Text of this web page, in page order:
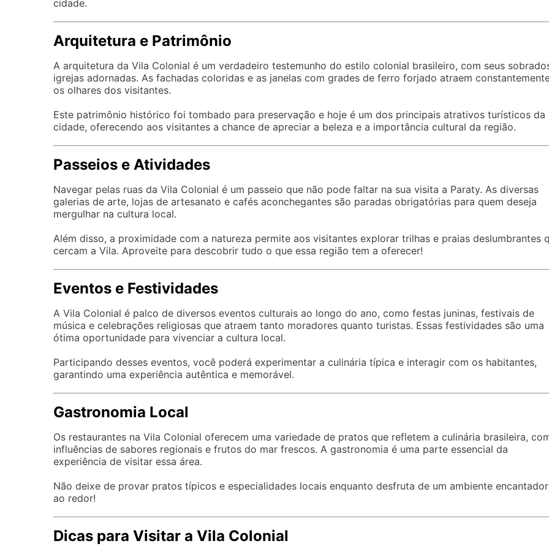
cidade.
Arquitetura e Patrimônio
A arquitetura da Vila Colonial é um verdadeiro testemunho do estilo colonial brasileiro, com seus
igrejas adornadas. As fachadas coloridas e as janelas com grades de ferro forjado atraem
os olhares dos visitantes.
Este patrimônio histórico foi tombado para preservação e hoje é um dos principais atrativos turísticos da
cidade, oferecendo aos visitantes a chance de apreciar a beleza e a importância cultural da região.
Passeios e Atividades
Navegar pelas ruas da Vila Colonial é um passeio que não pode faltar na sua visita a Paraty. As diversas
galerias de arte, lojas de artesanato e cafés aconchegantes são paradas obrigatórias para quem deseja
mergulhar na cultura local.
Além disso, a proximidade com a natureza permite aos visitantes explorar trilhas e praias deslumbrantes
cercam a Vila. Aproveite para descobrir tudo o que essa região tem a oferecer!
Eventos e Festividades
A Vila Colonial é palco de diversos eventos culturais ao longo do ano, como festas juninas, festivais de
música e celebrações religiosas que atraem tanto moradores quanto turistas. Essas festividades são uma
ótima oportunidade para vivenciar a cultura local.
Participando desses eventos, você poderá experimentar a culinária típica e interagir com os habitantes,
garantindo uma experiência autêntica e memorável.
Gastronomia Local
Os restaurantes na Vila Colonial oferecem uma variedade de pratos que refletem a culinária brasileira,
influências de sabores regionais e frutos do mar frescos. A gastronomia é uma parte essencial da
experiência de visitar essa área.
Não deixe de provar pratos típicos e especialidades locais enquanto desfruta de um ambiente encantador
ao redor!
Dicas para Visitar a Vila Colonial